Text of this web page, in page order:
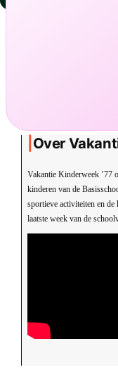
Over
Vakantie Kinderweek ’77
kinderen van de
sportieve activiteiten en
laatste week van de